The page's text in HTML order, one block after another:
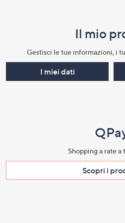
Il mio
Gestisci le tue informazioni, i
I miei dati
Shopping a rate a
Scopri i